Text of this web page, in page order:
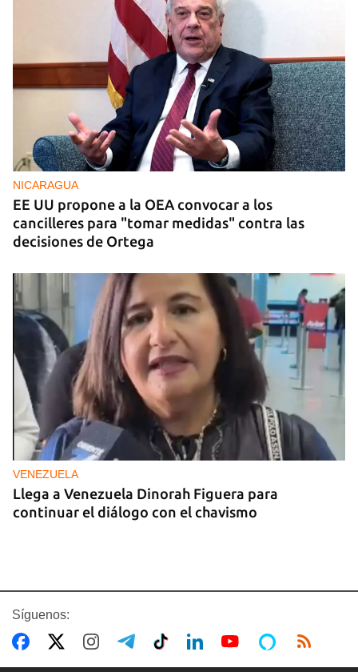
NICARAGUA
EE UU propone a la OEA convocar a los
cancilleres para "tomar medidas" contra las
decisiones de Ortega
VENEZUELA
Llega a Venezuela Dinorah Figuera para
continuar el diálogo con el chavismo
Síguenos: